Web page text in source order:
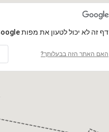
‏דף זה לא יכול לטעון את מפות Google כראוי.
האם האתר הזה בבעלותך?